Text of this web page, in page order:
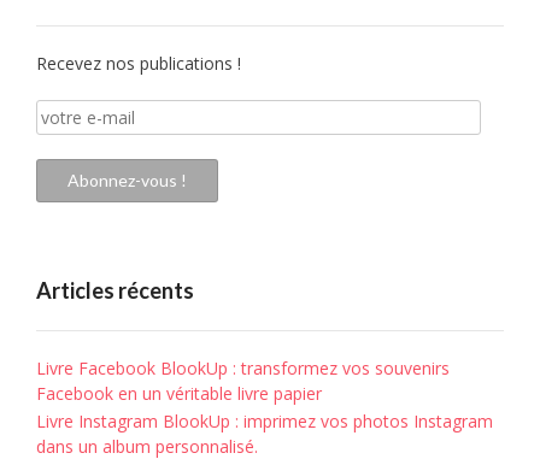
Recevez nos publications !
votre
e-
mail
Abonnez-vous !
Articles récents
Livre Facebook BlookUp : transformez vos souvenirs
Facebook en un véritable livre papier
Livre Instagram BlookUp : imprimez vos photos Instagram
dans un album personnalisé.